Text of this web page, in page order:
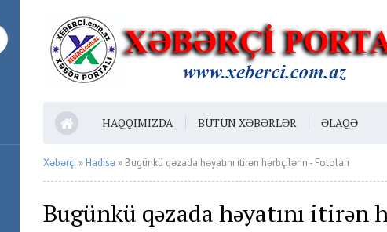
HAQQIMIZDA BÜTÜN XƏBƏRLƏR ƏLAQƏ
Xəbərçi » Hadisə » Bugünkü qəzada həyatını itirən hərbçilərin - Fotoları
Bugünkü qəzada həyatını itirən